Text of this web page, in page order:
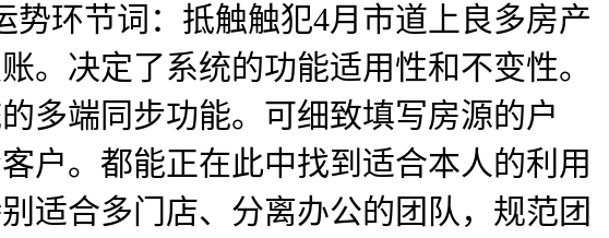
环节词：抵触触犯4月市道上良多房产
。决定了系统的功能适用性和不变性。
多端同步功能。可细致填写房源的户
户。都能正在此中找到适合本人的利用
适合多门店、分离办公的团队，规范团